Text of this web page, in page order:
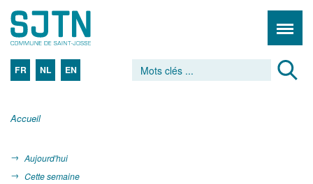
FR NL EN
Accueil
Aujourd'hui
Cette semaine